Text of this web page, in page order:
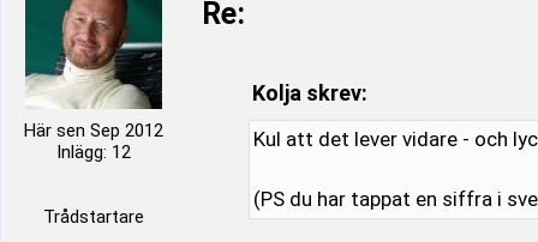
Här sen Sep 2012
Inlägg: 12
Trådstartare
Re:
Kolja skrev:
Kul att det lever vidare - och
(PS du har tappat en siffra i